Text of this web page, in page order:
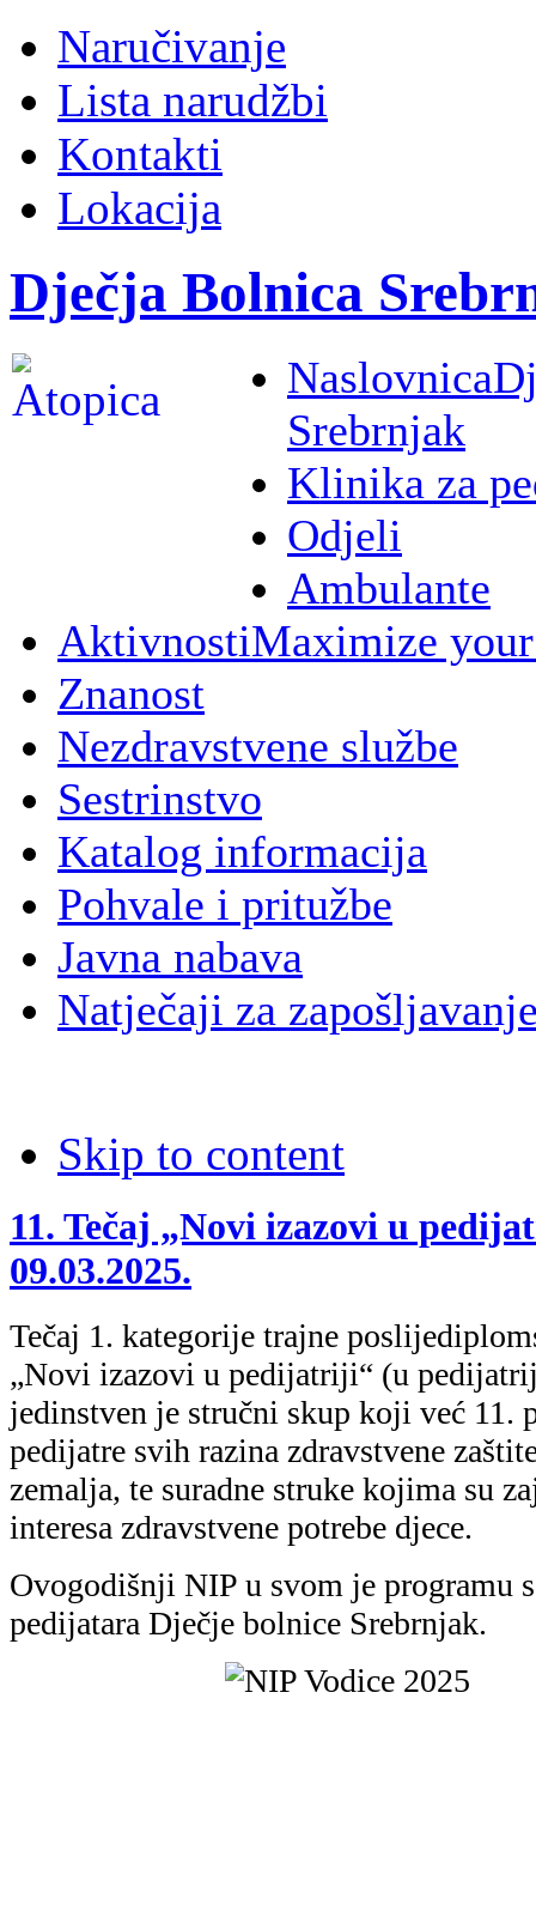
Naručivanje
Lista narudžbi
Kontakti
Lokacija
Dječja Bolnica
Naslovnica
Srebrnjak
Klinika za
Odjeli
Ambulante
AktivnostiMaximize
Znanost
Nezdravstvene službe
Sestrinstvo
Katalog informacija
Pohvale i pritužbe
Javna nabava
Natječaji za
Skip to content
11. Tečaj „Novi izazovi u
09.03.2025.
Tečaj 1. kategorije trajne
„Novi izazovi u pedijatriji“ (u
jedinstven je stručni skup koji već 11.
pedijatre svih razina zdravstvene
zemalja, te suradne struke kojima su
interesa zdravstvene potrebe djece.
Ovogodišnji NIP u svom je programu
pedijatara Dječje bolnice Srebrnjak.